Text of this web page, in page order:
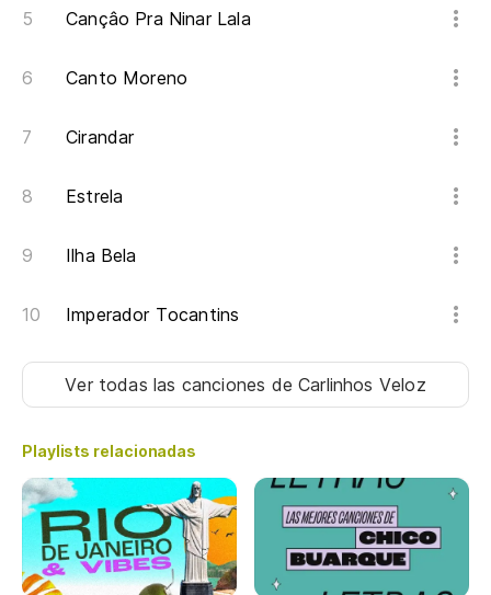
Cançâo Pra Ninar Lala
Canto Moreno
Cirandar
Estrela
Ilha Bela
Imperador Tocantins
Ver todas las canciones de Carlinhos Veloz
Playlists relacionadas